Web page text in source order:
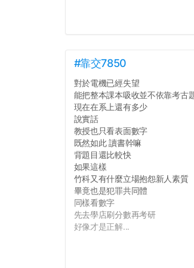
#靠交7850
對於電機已經失望
能把整本課本吸收並不依靠考古
現在在系上還有多少
說實話
教授也只看表面數字
既然如此 讀書幹嘛
背題目還比較快
如果這樣
竹科又有什麼立場抱怨新人素質
畢竟也是犯罪共同體
同樣看數字
先去學店刷分數再考研
好像才是正解...